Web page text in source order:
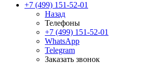
+7 (499) 151-52-01
Назад
Телефоны
+7 (499) 151-52-01
WhatsApp
Telegram
Заказать звонок